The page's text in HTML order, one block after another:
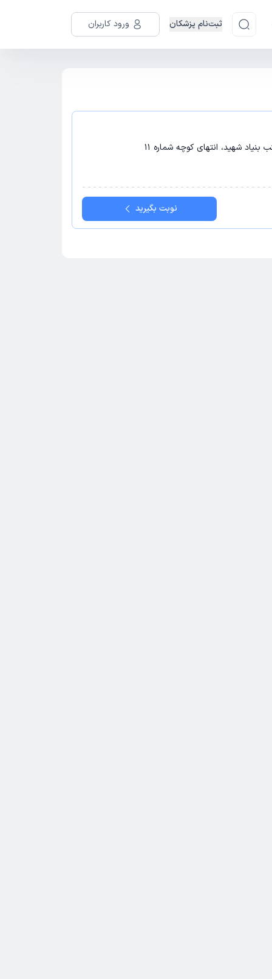
ثبت‌نام پزشکان ورود کاربران
بنیاد شهید، انتهای کوچه شماره 11
نوبت بگیرید